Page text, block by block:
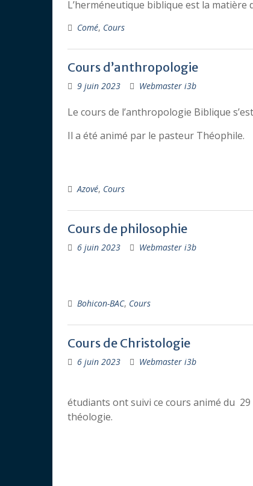
L’herméneutique biblique est la matière
Comé, Cours
Cours d’anthropologie
9 juin 2023 Webmaster i3b
Le cours de l’anthropologie Biblique
Il a été animé par le pasteur Théophile.
Azové, Cours
Cours de philosophie
6 juin 2023 Webmaster i3b
Bohicon-BAC, Cours
Cours de Christologie
6 juin 2023 Webmaster i3b
étudiants ont suivi ce cours animé du 29
théologie.